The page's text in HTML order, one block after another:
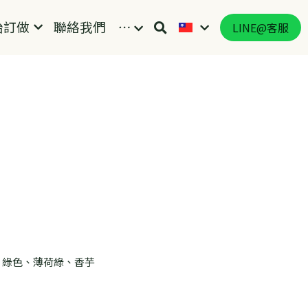
做 聯絡我們 … LINE@客服
色、薄荷綠、香芋